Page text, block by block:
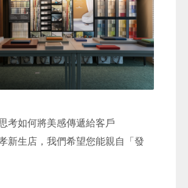
考如何將美感傳遞給客戶
新生店，我們希望您能親自「發